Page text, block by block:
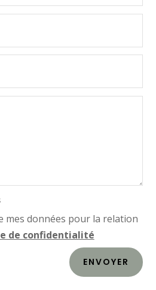
mes données pour la relation
de confidentialité
ENVOYER